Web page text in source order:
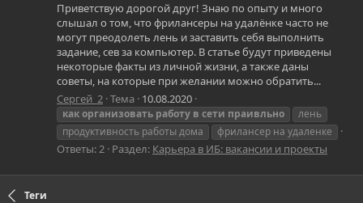
Приветствую дорогой друг! Знаю по опыту и много
слышал о том, что фрилансеры на удалёнке часто не
могут преодолеть лень и заставить себя выполнить
задание, сев за компьютер. В статье будут приведены
некоторые факты из личной жизни, а также даны
советы, на которые при желании можно обратить...
Сергей_2 Тема 10.08.2020
какорганизовать работу в сети праивльно
лень
продуктивность работы дома
фрилансер на удаленке
Ответы: 2 Раздел: Карьера в ИБ: вакансии и проекты
Теги